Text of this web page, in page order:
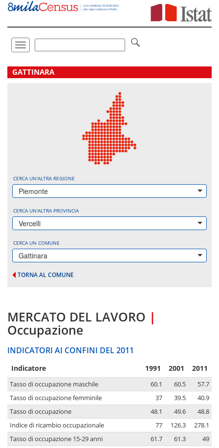
Vai
direttamente
Toggle
navigation
.
GATTINARA
CERCA UN'ALTRA REGIONE
Piemonte
CERCA UN'ALTRA PROVINCIA
Vercelli
CERCA UN COMUNE
Gattinara
TORNA AL COMUNE
MERCATO DEL LAVORO |
Occupazione
INDICATORI AI CONFINI DEL 2011
Indicatore 1991 2001 2011
Tasso di occupazione maschile 60.1 60.5
57.7
Tasso di occupazione femminile
37 39.5
40.9
Tasso di occupazione
48.1 49.6
48.8
Indice di ricambio occupazionale
77 126.3
278.1
Tasso di occupazione 15-29 anni
61.7 61.3
49